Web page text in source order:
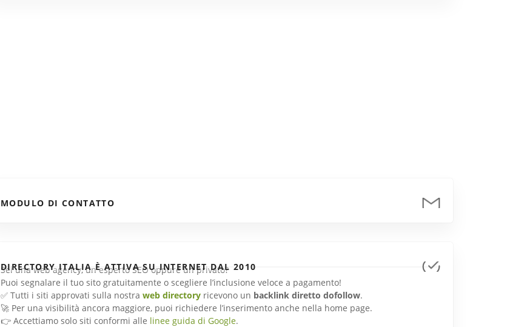
MODULO DI CONTATTO
DIRECTORY ITALIA È ATTIVA SU INTERNET DAL 2010
Sei una web agency, un esperto SEO oppure un privato?
Puoi segnalare il tuo sito gratuitamente o scegliere l’inclusione veloce a pagamento!
✅ Tutti i siti approvati sulla nostra web directoryricevono un backlink diretto dofollow.
🚀 Per una visibilità ancora maggiore, puoi richiedere l’inserimento anche nella home page.
👉 Accettiamo solo siti conformi alle linee guida di Google.